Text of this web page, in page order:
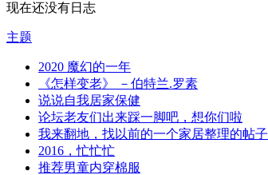
现在还没有日志
主题
2020 魔幻的一年
《怎样变老》 －伯特兰.罗素
说说自我居家保健
论坛老友们出来踩一脚吧，想你们啦
我来翻地，找以前的一个家居整理的帖子
2016，忙忙忙
推荐男童内穿棉服